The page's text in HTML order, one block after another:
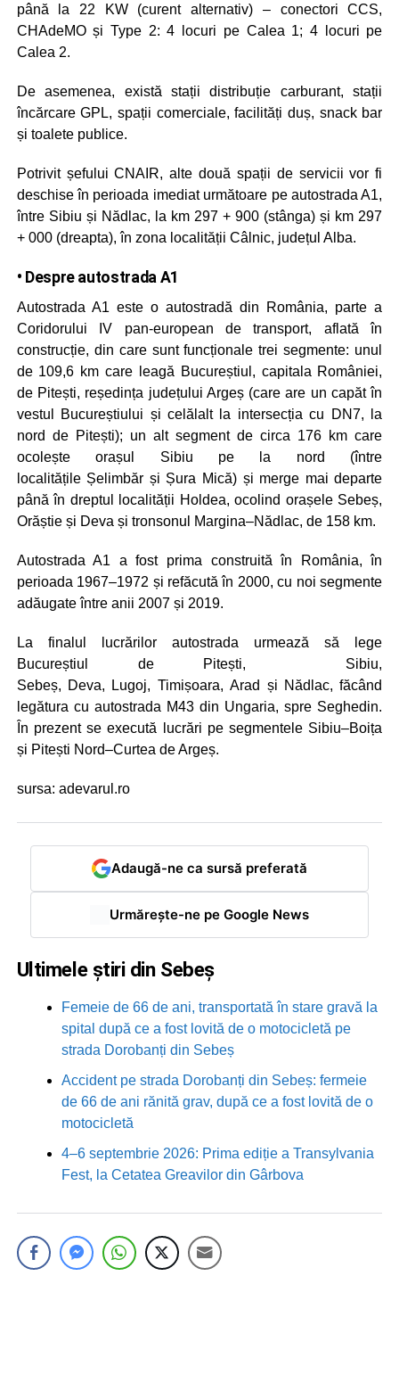
până la 22 KW (curent alternativ) – conectori CCS,
CHAdeMO și Type 2: 4 locuri pe Calea 1; 4 locuri pe
Calea 2.
De asemenea, există stații distribuție carburant, stații
încărcare GPL, spații comerciale, facilități duș, snack bar
și toalete publice.
Potrivit șefului CNAIR, alte două spații de servicii vor fi
deschise în perioada imediat următoare pe autostrada A1,
între Sibiu și Nădlac, la km 297 + 900 (stânga) și km 297
+ 000 (dreapta), în zona localității Câlnic, județul Alba.
• Despre autostrada A1
Autostrada A1 este o autostradă din România, parte a
Coridorului IV pan-european de transport, aflată în
construcție, din care sunt funcționale trei segmente: unul
de 109,6 km care leagă Bucureștiul, capitala României,
de Pitești, reședința județului Argeș (care are un capăt în
vestul Bucureștiului și celălalt la intersecția cu DN7, la
nord de Pitești); un alt segment de circa 176 km care
ocolește orașul Sibiu pe la nord (între
localitățile Șelimbăr și Șura Mică) și merge mai departe
până în dreptul localității Holdea, ocolind orașele Sebeș,
Orăștie și Deva și tronsonul Margina–Nădlac, de 158 km.
Autostrada A1 a fost prima construită în România, în
perioada 1967–1972 și refăcută în 2000, cu noi segmente
adăugate între anii 2007 și 2019.
La finalul lucrărilor autostrada urmează să lege
Bucureștiul de Pitești, Sibiu,
Sebeș, Deva, Lugoj, Timișoara, Arad și Nădlac, făcând
legătura cu autostrada M43 din Ungaria, spre Seghedin.
În prezent se execută lucrări pe segmentele Sibiu–Boița
și Pitești Nord–Curtea de Argeș.
sursa: adevarul.ro
Adaugă-ne ca sursă preferată
Urmărește-ne pe Google News
Ultimele știri din Sebeș
Femeie de 66 de ani, transportată în stare gravă la
spital după ce a fost lovită de o motocicletă pe
strada Dorobanți din Sebeș
Accident pe strada Dorobanți din Sebeș: fermeie
de 66 de ani rănită grav, după ce a fost lovită de o
motocicletă
4–6 septembrie 2026: Prima ediție a Transylvania
Fest, la Cetatea Greavilor din Gârbova